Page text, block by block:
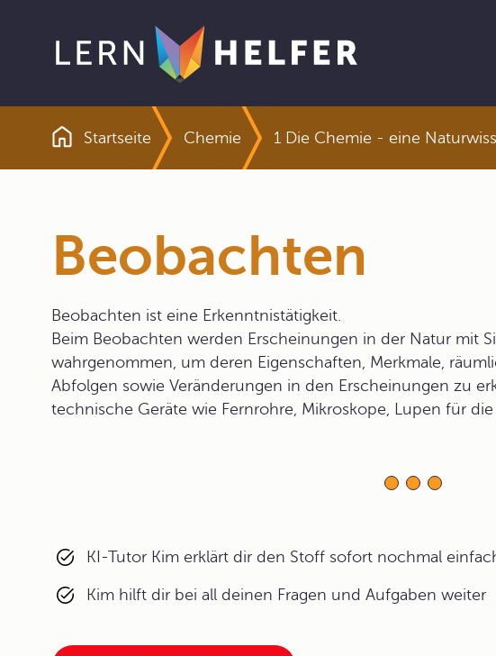
Pfadnavigation
Startseite Chemie 1 Die Chemie - eine
Beobachten
Beobachten ist eine Erkenntnistätigkeit.
Beim Beobachten werden Erscheinungen in der Natur mit
wahrgenommen, um deren Eigenschaften, Merkmale,
Abfolgen sowie Veränderungen in den Erscheinungen zu
technische Geräte wie Fernrohre, Mikroskope, Lupen für
KI-Tutor Kim erklärt dir den Stoff sofort nochmal
Kim hilft dir bei all deinen Fragen und Aufgaben weiter